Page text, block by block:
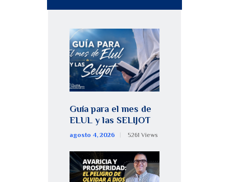
Guía para el mes de
ELUL y las SELIJOT
agosto 4, 2026 5261 Views